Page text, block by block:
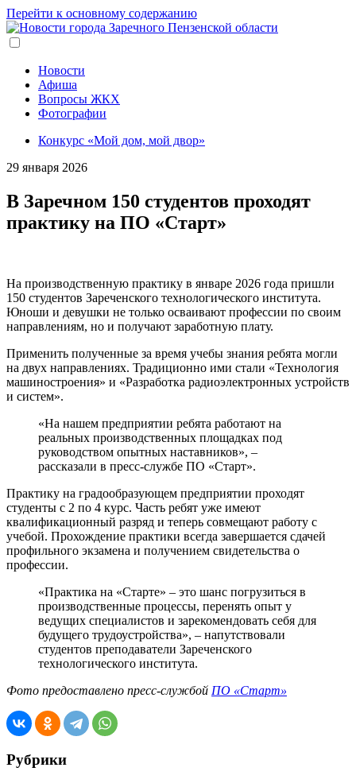
Перейти к основному содержанию
Новости
Афиша
Вопросы ЖКХ
Фотографии
Конкурс «Мой дом, мой двор»
29 января 2026
В Заречном 150 студентов проходят
практику на ПО «Старт»
На производственную практику в январе 2026 года пришли
150 студентов Зареченского технологического института.
Юноши и девушки не только осваивают профессии по своим
направлениям, но и получают заработную плату.
Применить полученные за время учебы знания ребята могли
на двух направлениях. Традиционно ими стали «Технология
машиностроения» и «Разработка радиоэлектронных устройств
и систем».
«На нашем предприятии ребята работают на
реальных производственных площадках под
руководством опытных наставников», –
рассказали в пресс-службе ПО «Старт».
Практику на градообразующем предприятии проходят
студенты с 2 по 4 курс. Часть ребят уже имеют
квалификационный разряд и теперь совмещают работу с
учебой. Прохождение практики всегда завершается сдачей
профильного экзамена и получением свидетельства о
профессии.
«Практика на «Старте» – это шанс погрузиться в
производственные процессы, перенять опыт у
ведущих специалистов и зарекомендовать себя для
будущего трудоустройства», – напутствовали
студентов преподаватели Зареченского
технологического института.
Фото предоставлено пресс-службой ПО «Старт»
Рубрики